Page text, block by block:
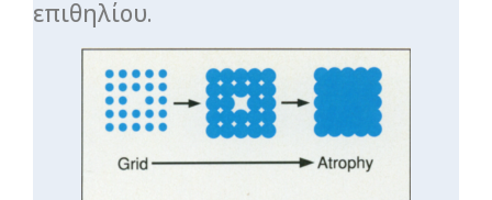
επιθηλίου.